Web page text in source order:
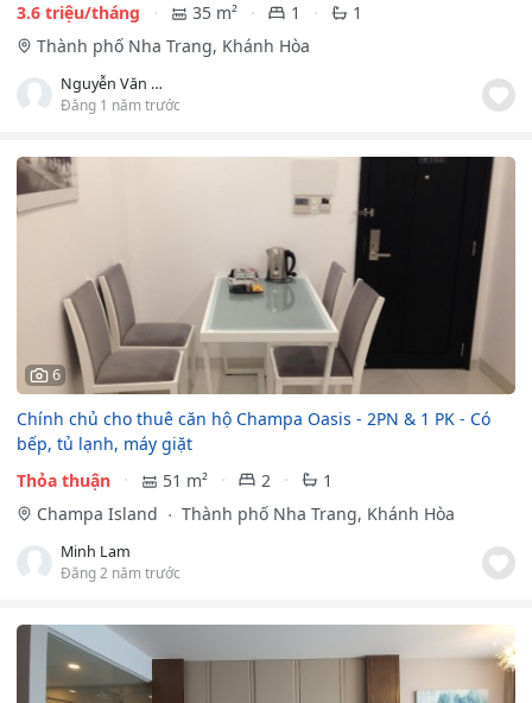
3.6 triệu/tháng
35 m² 1
1
Thành phố Nha Trang, Khánh Hòa
Nguyễn Văn Phong
Đăng 1 năm trước
6
Chính chủ cho thuê căn hộ Champa Oasis - 2PN & 1 PK - Có
bếp, tủ lạnh, máy giặt
Thỏa thuận
51 m² 2
1
Champa Island
Thành phố Nha Trang, Khánh Hòa
Minh Lam
Đăng 2 năm trước